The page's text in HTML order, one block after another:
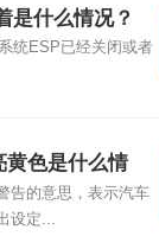
是什么情况？
统ESP已经关闭或者
黄色是什么情
告的意思，表示汽⻋
设定...